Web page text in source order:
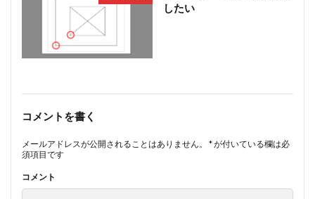
したい
コメントを書く
メールアドレスが公開されることはありません。 *が付いている欄は必
須項目です
コメント